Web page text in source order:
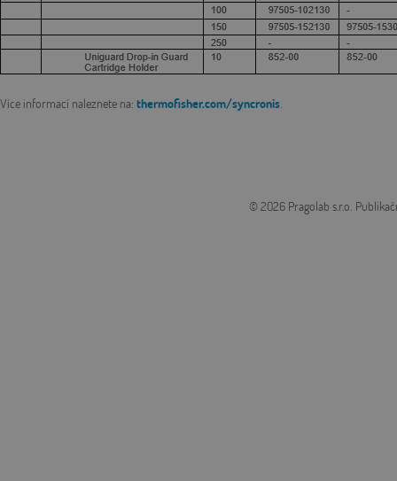
Více informací naleznete na: thermofisher.com/syncronis
© 2026 Pragolab s.r.o.